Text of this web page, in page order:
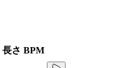
長さ BPM